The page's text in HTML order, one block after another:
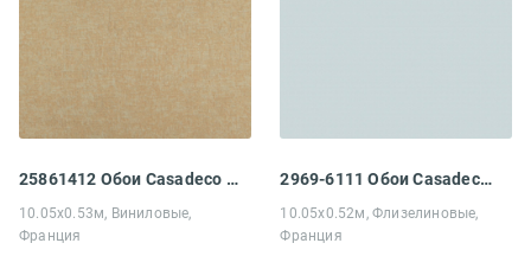
25861412 Обои Casadeco Atelier
10.05х0.53м, Виниловые,
Франция
2969-6111 Обои Casadeco My little world
10.05х0.52м, Флизелиновые,
Франция